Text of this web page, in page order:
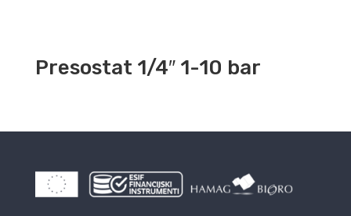
Presostat 1/4″ 1-10 bar